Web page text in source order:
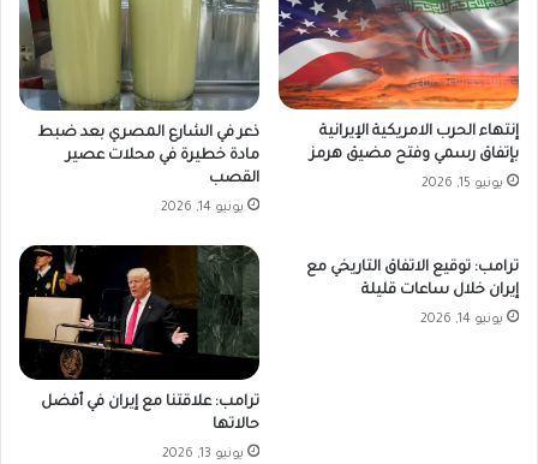
إنتهاء الحرب الامريكية الإيرانية
بإتفاق رسمي وفتح مضيق هرمز
يونيو 15, 2026
ذعر في الشارع المصري بعد ضبط
مادة خطيرة في محلات عصير
القصب
يونيو 14, 2026
ترامب: توقيع الاتفاق التاريخي مع
إيران خلال ساعات قليلة
يونيو 14, 2026
ترامب: علاقتنا مع إيران في أفضل
حالاتها
يونيو 13, 2026